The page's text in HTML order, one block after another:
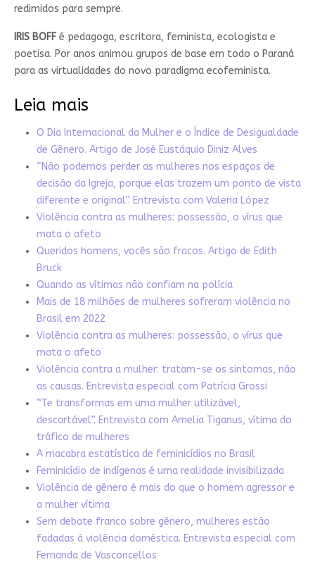
redimidos para sempre.
IRIS BOFFé pedagoga, escritora, feminista, ecologista e
poetisa. Por anos animou grupos de base em todo o Paraná
para as virtualidades do novo paradigma ecofeminista.
Leia mais
O Dia Internacional da Mulher e o Índice de Desigualdade
de Gênero. Artigo de José Eustáquio Diniz Alves
“Não podemos perder as mulheres nos espaços de
decisão da Igreja, porque elas trazem um ponto de vista
diferente e original”. Entrevista com Valeria López
Violência contra as mulheres: possessão, o vírus que
mata o afeto
Queridos homens, vocês são fracos. Artigo de Edith
Bruck
Quando as vítimas não confiam na polícia
Mais de 18 milhões de mulheres sofreram violência no
Brasil em 2022
Violência contra as mulheres: possessão, o vírus que
mata o afeto
Violência contra a mulher: tratam-se os sintomas, não
as causas. Entrevista especial com Patrícia Grossi
“Te transformas em uma mulher utilizável,
descartável”. Entrevista com Amelia Tiganus, vítima do
tráfico de mulheres
A macabra estatística de feminicídios no Brasil
Feminicídio de indígenas é uma realidade invisibilizada
Violência de gênero é mais do que o homem agressor e
a mulher vítima
Sem debate franco sobre gênero, mulheres estão
fadadas à violência doméstica. Entrevista especial com
Fernanda de Vasconcellos